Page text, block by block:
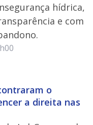
hídrica,
e com
o
a direita nas